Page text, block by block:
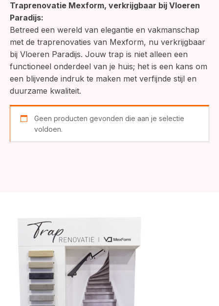
Traprenovatie Mexform, verkrijgbaar bij Vloeren
Paradijs:
Betreed een wereld van elegantie en vakmanschap
met de traprenovaties van Mexform, nu verkrijgbaar
bij Vloeren Paradijs. Jouw trap is niet alleen een
functioneel onderdeel van je huis; het is een kans om
een blijvende indruk te maken met verfijnde stijl en
duurzame kwaliteit.
Geen producten gevonden die aan je selectie
voldoen.